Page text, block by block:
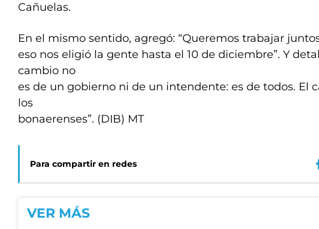
Cañuelas.
En el mismo sentido, agregó: “Queremos trabajar
eso nos eligió la gente hasta el 10 de diciembre”. Y
cambio no
es de un gobierno ni de un intendente: es de todos. El
los
bonaerenses”. (DIB) MT
Para compartir en redes
VER MÁS